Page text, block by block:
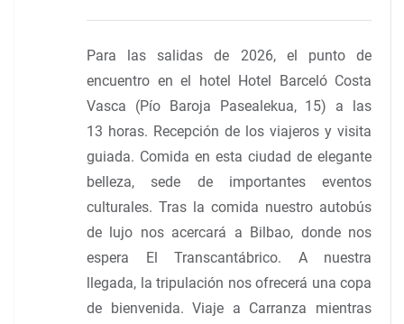
Para las salidas de 2026, el punto de
encuentro en el hotel Hotel Barceló Costa
Vasca (Pío Baroja Pasealekua, 15) a las
13 horas. Recepción de los viajeros y visita
guiada. Comida en esta ciudad de elegante
belleza, sede de importantes eventos
culturales. Tras la comida nuestro autobús
de lujo nos acercará a Bilbao, donde nos
espera El Transcantábrico. A nuestra
llegada, la tripulación nos ofrecerá una copa
de bienvenida. Viaje a Carranza mientras